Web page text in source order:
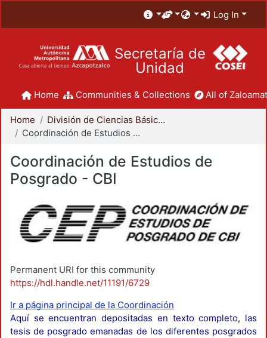
Log In
Secretaría de
Unidad
Home Communities & Collections All of
Home
División de Ciencias Básicas e Ingeniería
Coordinación de Estudios de Posgrado - CBI
Coordinación de Estudios de
Posgrado - CBI
Permanent URI for this community
https://hdl.handle.net/11191/6729
Ir a página principal de la Coordinación
Aquí se encuentran depositadas en texto completo, las
tesis de posgrado emanadas de los diferentes posgrados